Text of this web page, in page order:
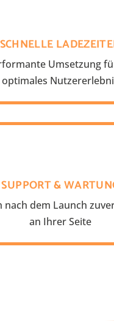
SCHNELLE
Umsetzung
optimales
SUPPORT &
nach dem Launch
an Ihrer Seite